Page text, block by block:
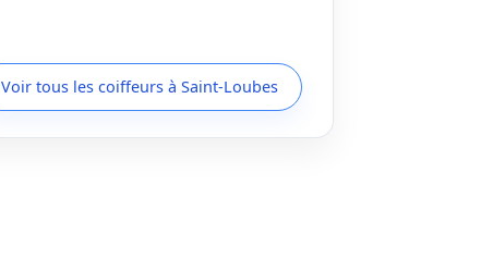
Voir tous les coiffeurs à Saint-Loubes